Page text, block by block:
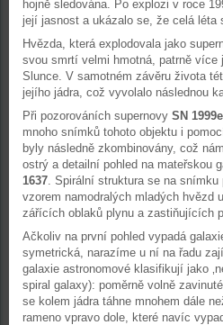
hojně sledována. Po explozi v roce
její jasnost a ukázalo se, že celá léta
Hvězda, která explodovala jako
svou smrtí velmi hmotná, patrně více
Slunce. V samotném závěru života
jejího jádra, což vyvolalo následnou
Při pozorováních supernovy SN
mnoho snímků tohoto objektu i
byly následně zkombinovány, což
ostrý a detailní pohled na mateřskou
1637. Spirální struktura se na snímku
vzorem namodralých mladých hvězd
zářících oblaků plynu a zastiňujících
Ačkoliv na první pohled vypadá
symetrická, narazíme u ní na řadu
galaxie astronomové klasifikují jako
spiral galaxy): poměrně volně
se kolem jádra táhne mnohem dále
rameno vpravo dole, které navíc